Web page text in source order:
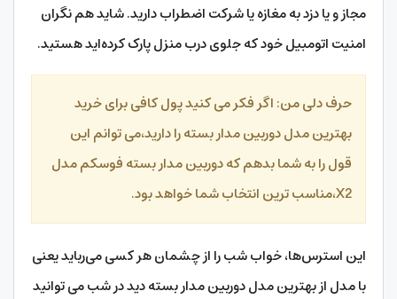
مجاز و یا دزد به مغازه یا شرکت اضطراب دارید. شاید هم نگران
امنیت اتومبیل خود که جلوی درب منزل پارک کرده‌اید هستید.
حرف دلی من: اگر فکر می کنید پول کافی برای خرید
بهترین مدل دوربین مدار بسته را دارید،می توانم این
قول را به شما بدهم که دوربین مدار بسته فوسکم مدل
X2،مناسب ترین انتخاب شما خواهد بود.
این استرس‌ها، خواب شب را از چشمان هر کسی می‌رباید یعنی
با مدل از بهترین مدل دوربین مدار بسته دید در شب می توانید